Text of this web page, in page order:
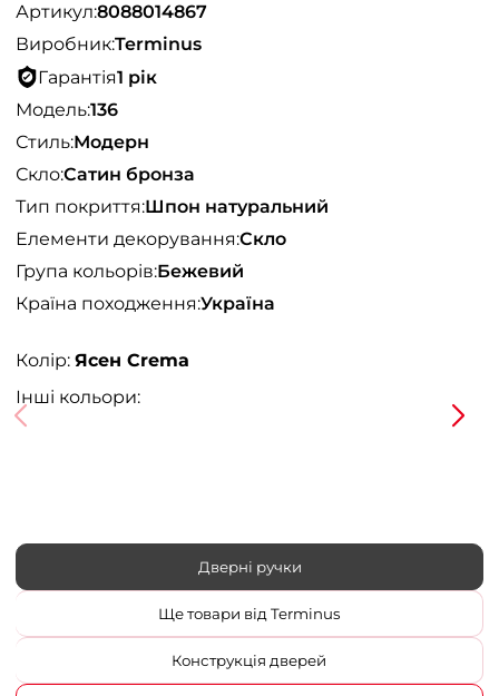
Артикул:8088014867
Виробник:Terminus
Гарантія1 рік
Модель:136
Стиль:Модерн
Скло:Сатин бронза
Тип покриття:Шпон натуральний
Елементи декорування:Скло
Група кольорів:Бежевий
Країна походження:Україна
Колір: Ясен Crema
Інші кольори:
Дверні ручки
Ще товари від Terminus
Конструкція дверей